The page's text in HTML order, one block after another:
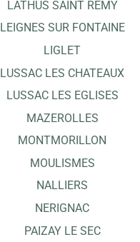
LATHUS SAINT REMY
LEIGNES SUR FONTAINE
LIGLET
LUSSAC LES CHATEAUX
LUSSAC LES EGLISES
MAZEROLLES
MONTMORILLON
MOULISMES
NALLIERS
NERIGNAC
PAIZAY LE SEC